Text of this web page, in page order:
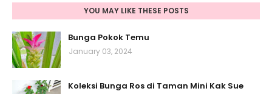
YOU MAY LIKE THESE POSTS
Bunga Pokok Temu
January 03, 2024
Koleksi Bunga Ros di Taman Mini Kak Sue